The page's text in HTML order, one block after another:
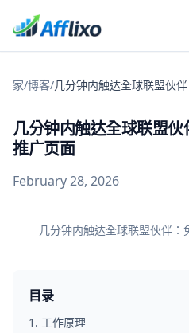
家/博客/
几分钟内触达全球联盟
推广页面
February 28, 2026
几分钟内触达全球联盟伙伴
目录
1 . 工作原理